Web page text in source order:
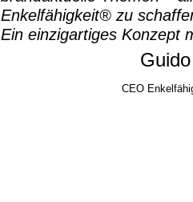
Enkelfähigkeit® zu
Ein einzigartiges Konzept
CEO